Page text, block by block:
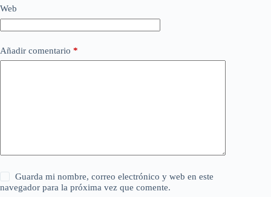
Web
Añadir comentario *
Guarda mi nombre, correo electrónico y web en este
navegador para la próxima vez que comente.